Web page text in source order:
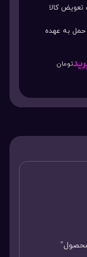
کالا
حمل به عهده
تومان